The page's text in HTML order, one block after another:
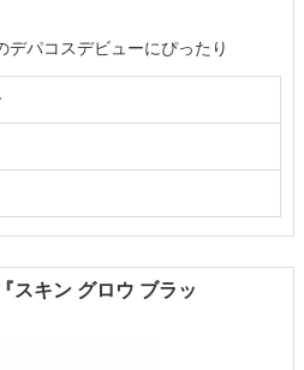
パコスデビューにぴったり
スキン グロウ ブラッ